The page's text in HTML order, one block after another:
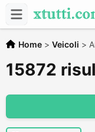
Home > Veicoli >
15872